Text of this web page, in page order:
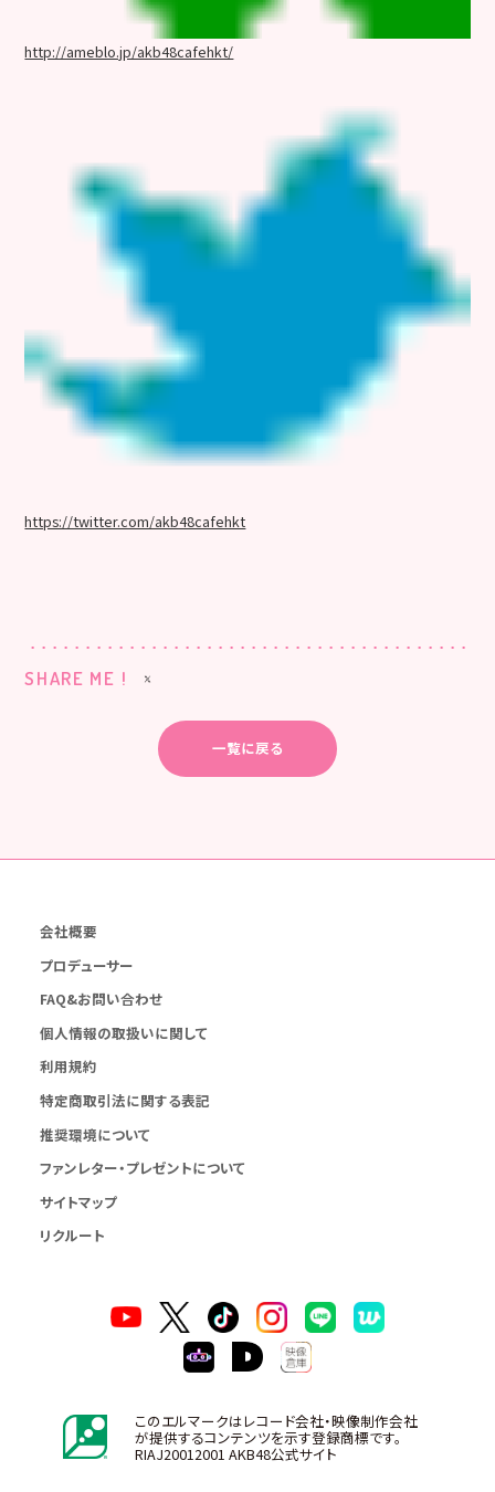
http://ameblo.jp/akb48cafehkt/
https://twitter.com/akb48cafehkt
SHARE ME !
一覧に戻る
会社概要
プロデューサー
FAQ&お問い合わせ
個人情報の取扱いに関して
利用規約
特定商取引法に関する表記
推奨環境について
ファンレター・プレゼントについて
サイトマップ
リクルート
このエルマークはレコード会社・映像制作会社
が提供するコンテンツを示す登録商標です。
RIAJ20012001 AKB48公式サイト